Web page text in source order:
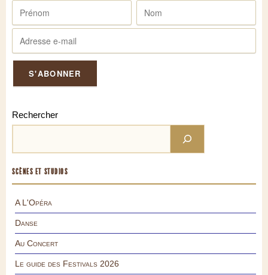
Rechercher
SCÈNES ET STUDIOS
A L'Opéra
Danse
Au Concert
Le guide des Festivals 2026